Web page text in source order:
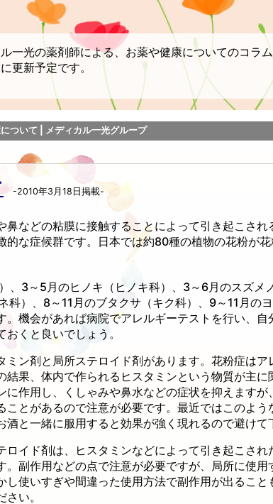
一光の薬剤師による、お薬や健康についてのコラ
更新予定です。
ついて | メディカル一光グループ
-2010年3月18日掲載-
鼻などの粘膜に接触することによって引き起こされ
的な症候群です。日本では約80種の植物の花粉が
、3～5月のヒノキ（ヒノキ科）、3～6月のスズメ
科）、8～11月のブタクサ（キク科）、9～11月の
。機会があれば病院でアレルギーテストを行い、自
くと良いでしょう。
ミン剤と局所ステロイド剤があります。花粉症はア
結果、体内で作られるヒスタミンという物質が主に
に作用し、くしゃみや鼻水などの症状を抑えます
ことがあるので注意が必要です。最近ではこのよう
酒と一緒に服用すると効果が強く現れるので避けて
ロイド剤は、ヒスタミンなどによって引き起こされ
。副作用などの点で注意が必要ですが、局所に使用
し使いすぎや間違った使用方法で副作用が出ること
い。